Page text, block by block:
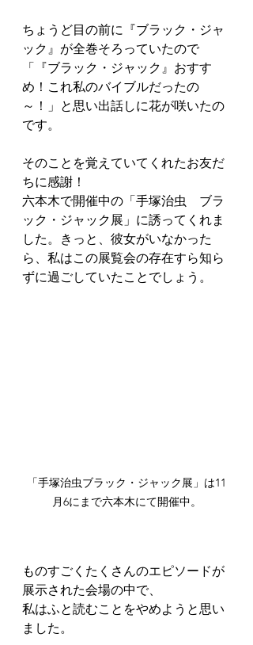
ちょうど目の前に『ブラック・ジャ
ック』が全巻そろっていたので
「『ブラック・ジャック』おすす
め！これ私のバイブルだったの
～！」と思い出話しに花が咲いたの
です。
そのことを覚えていてくれたお友だ
ちに感謝！
六本木で開催中の「手塚治虫　ブラ
ック・ジャック展」に誘ってくれま
した。きっと、彼女がいなかった
ら、私はこの展覧会の存在すら知ら
ずに過ごしていたことでしょう。
「手塚治虫ブラック・ジャック展」は11
月6にまで六本木にて開催中。
ものすごくたくさんのエピソードが
展示された会場の中で、
私はふと読むことをやめようと思い
ました。